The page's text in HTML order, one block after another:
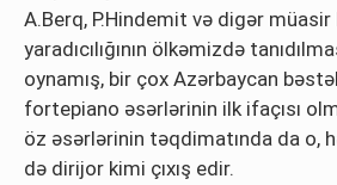
A.Berq, P.Hindemit və digər müasir
yaradıcılığının ölkəmizdə
oynamış, bir çox Azərbaycan
fortepiano əsərlərinin ilk ifaçısı
öz əsərlərinin təqdimatında da o,
də dirijor kimi çıxış edir.